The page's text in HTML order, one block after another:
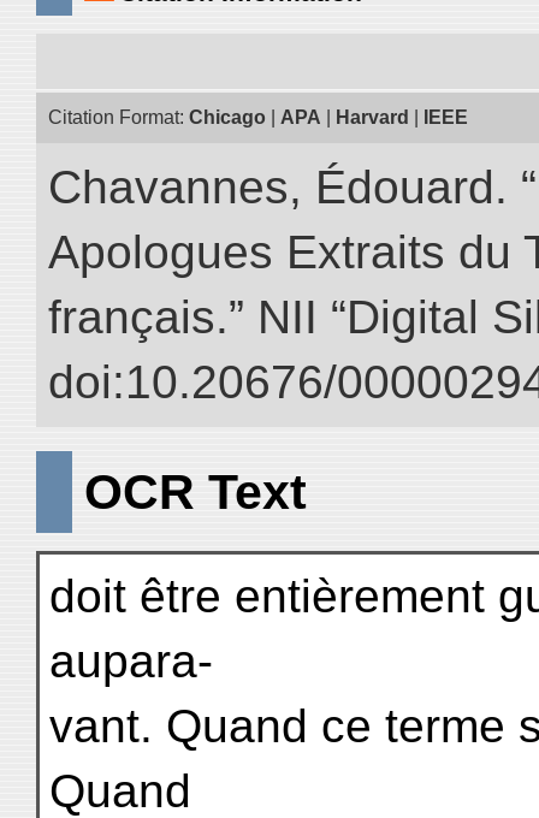
Citation Format: Chicago APA Harvard IEEE
Chavannes, Édouard.
Apologues Extraits du
français.” NII “Digital
doi:10.20676/
OCR Text
doit être entièrement
aupara-
vant. Quand ce terme
Quand